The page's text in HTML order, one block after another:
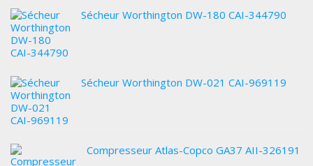
Sécheur Worthington DW-180 CAI-344790
Sécheur Worthington DW-021 CAI-969119
Compresseur Atlas-Copco GA37 AII-326191